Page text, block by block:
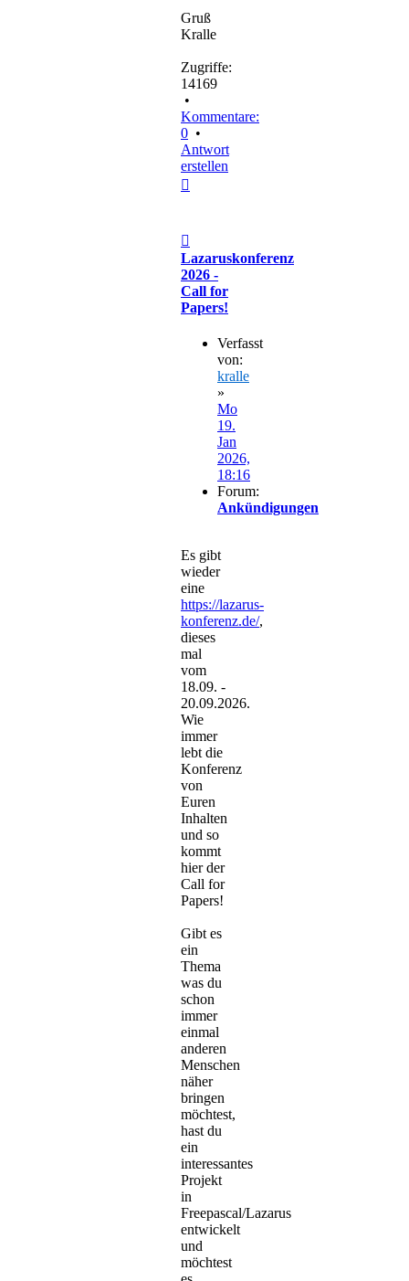
Gruß
Kralle
Zugriffe:
14169
•
Kommentare:
0 •
Antwort
erstellen
Lazaruskonferenz
2026 -
Call for
Papers!
Verfasst
von:
kralle
»
Mo
19.
Jan
2026,
18:16
Forum:
Ankündigungen
Es gibt
wieder
eine
https://lazarus-
konferenz.de/,
dieses
mal
vom
18.09. -
20.09.2026.
Wie
immer
lebt die
Konferenz
von
Euren
Inhalten
und so
kommt
hier der
Call for
Papers!
Gibt es
ein
Thema
was du
schon
immer
einmal
anderen
Menschen
näher
bringen
möchtest,
hast du
ein
interessantes
Projekt
in
Freepascal/Lazarus
entwickelt
und
möchtest